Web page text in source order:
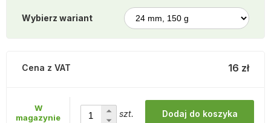
Wybierz wariant
16 zł
Cena z VAT
W
magazynie
szt. Dodaj do koszyka